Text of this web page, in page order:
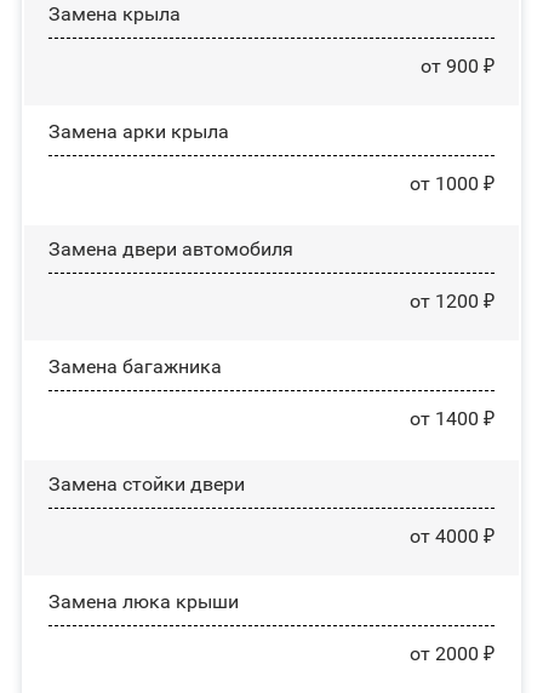
Замена крыла
от 900 ₽
Замена арки крыла
от 1000 ₽
Замена двери автомобиля
от 1200 ₽
Замена багажника
от 1400 ₽
Зaмeнa cтoйĸи двepи
от 4000 ₽
Зaмeнa люĸa ĸpыши
от 2000 ₽